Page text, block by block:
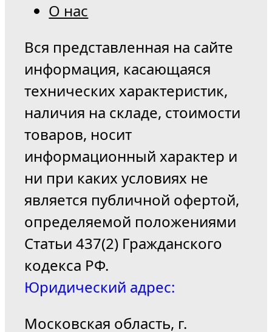
О нас
Вся представленная на сайте
информация, касающаяся
технических характеристик,
наличия на складе, стоимости
товаров, носит
информационный характер и
ни при каких условиях не
является публичной офертой,
определяемой положениями
Статьи 437(2) Гражданского
кодекса РФ.
Юридический адрес:
Московская область, г.